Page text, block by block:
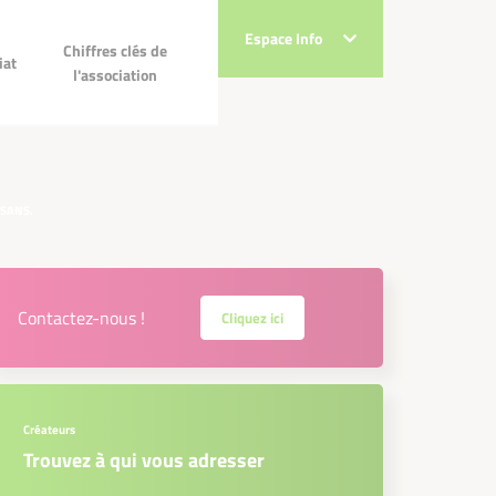
Chiffres clés de
l'association
Espace Info
Chiffres clés de
l'association
Espace Info
Contactez-nous ! Cliquez ici
Créateurs
Trouvez à qui vous adresser